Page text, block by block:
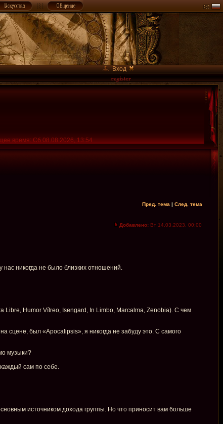
Вход
время: Сб 08.08.2026, 13:54
Пред. тема | След. тема
Добавлено: Вт 14.03.2023, 00:00
никогда не было близких отношений.
Libre, Humor Vítreo, Isengard, In Limbo, Marcalma, Zenobia). С чем
сцене, был «Apocalipsis», я никогда не забуду это. С самого
музыки?
сам по себе.
источником дохода группы. Но что приносит вам больше